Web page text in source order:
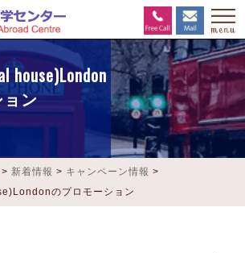
house)London
ン
> 新着情報 > キャンペーン情報 >
のプロモーション